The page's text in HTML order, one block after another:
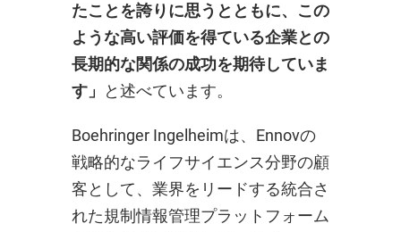
たことを誇りに思うとともに、この
ような高い評価を得ている企業との
長期的な関係の成功を期待していま
す」
と述べています。
Boehringer Ingelheimは、Ennovの
戦略的なライフサイエンス分野の顧
客として、業界をリードする統合さ
れた規制情報管理プラットフォーム